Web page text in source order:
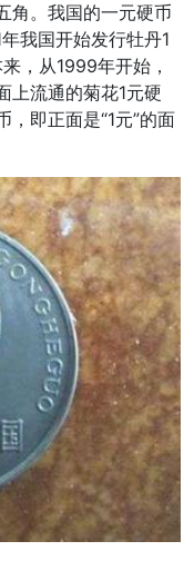
角。我国的一元硬币
我国开始发行牡丹1
，从1999年开始，
上流通的菊花1元硬
即正面是“1元”的面